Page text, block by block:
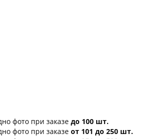
фото при заказе до 100 шт.
фото при заказе от 101 до 250 шт.